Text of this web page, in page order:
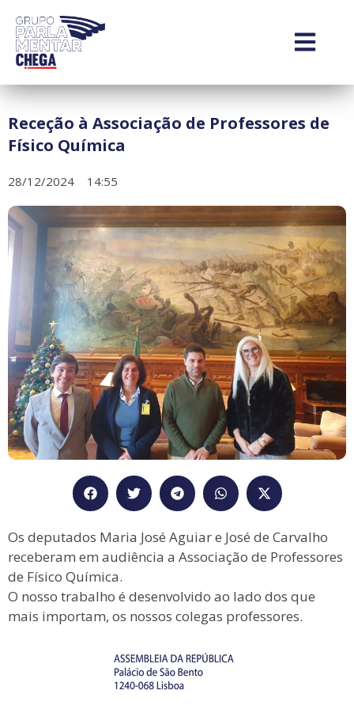
Receção à Associação de Professores de
Físico Química
28/12/2024 14:55
Os deputados Maria José Aguiar e José de Carvalho
receberam em audiência a Associação de Professores
de Físico Química.
O nosso trabalho é desenvolvido ao lado dos que
mais importam, os nossos colegas professores.